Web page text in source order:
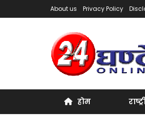
About us Privacy Policy
होम